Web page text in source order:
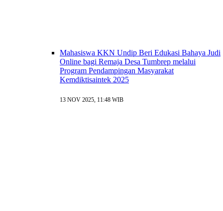
Mahasiswa KKN Undip Beri Edukasi Bahaya Judi
Online bagi Remaja Desa Tumbrep melalui
Program Pendampingan Masyarakat
Kemdiktisaintek 2025
13 NOV 2025, 11:48 WIB